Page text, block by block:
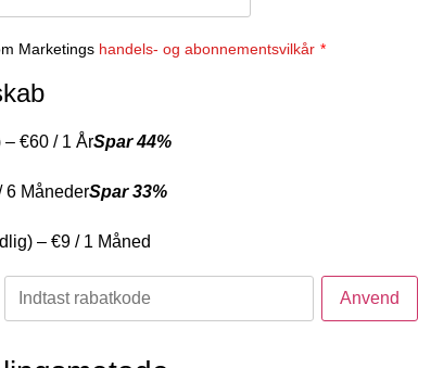
Marketings handels- og abonnementsvilkår *
– €60 / 1 ÅrSpar 44%
6 MånederSpar 33%
– €9 / 1 Måned